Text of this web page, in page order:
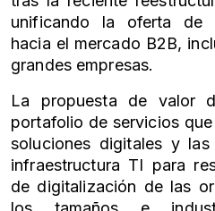
unificando la oferta de
hacia el mercado B2B,
grandes empresas.
La propuesta de valor
portafolio de servicios
soluciones digitales y
infraestructura TI para
de digitalización de las